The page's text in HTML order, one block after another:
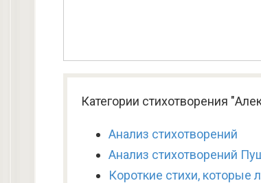
Категории стихотворения
Анализ стихотворений
Анализ стихотворений
Короткие стихи, которые